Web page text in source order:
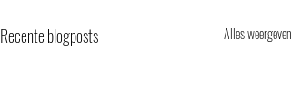
Recente blogposts Alles weergeven